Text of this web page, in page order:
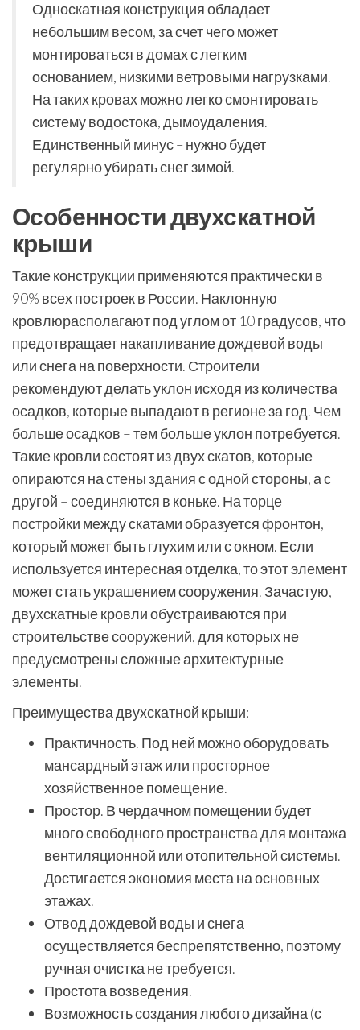
Односкатная конструкция обладает
небольшим весом, за счет чего может
монтироваться в домах с легким
основанием, низкими ветровыми нагрузками.
На таких кровах можно легко смонтировать
систему водостока, дымоудаления.
Единственный минус – нужно будет
регулярно убирать снег зимой.
Особенности двухскатной
крыши
Такие конструкции применяются практически в
90% всех построек в России. Наклонную
кровлюрасполагают под углом от 10 градусов, что
предотвращает накапливание дождевой воды
или снега на поверхности. Строители
рекомендуют делать уклон исходя из количества
осадков, которые выпадают в регионе за год. Чем
больше осадков – тем больше уклон потребуется.
Такие кровли состоят из двух скатов, которые
опираются на стены здания с одной стороны, а с
другой – соединяются в коньке. На торце
постройки между скатами образуется фронтон,
который может быть глухим или с окном. Если
используется интересная отделка, то этот элемент
может стать украшением сооружения. Зачастую,
двухскатные кровли обустраиваются при
строительстве сооружений, для которых не
предусмотрены сложные архитектурные
элементы.
Преимущества двухскатной крыши:
Практичность. Под ней можно оборудовать
мансардный этаж или просторное
хозяйственное помещение.
Простор. В чердачном помещении будет
много свободного пространства для монтажа
вентиляционной или отопительной системы.
Достигается экономия места на основных
этажах.
Отвод дождевой воды и снега
осуществляется беспрепятственно, поэтому
ручная очистка не требуется.
Простота возведения.
Возможность создания любого дизайна (с